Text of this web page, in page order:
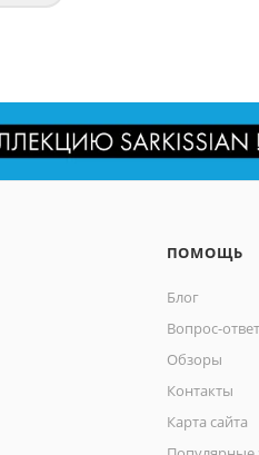
ПОМОЩЬ
Блог
Вопрос-ответ
Обзоры
Контакты
Карта сайта